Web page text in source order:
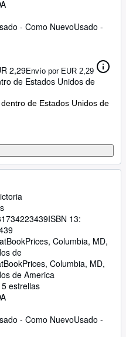
- Como NuevoUsado -
2,29Envío por EUR 2,29
de Estados Unidos de
de Estados Unidos de
ISBN 13:
Columbia, MD,
de
, Columbia, MD,
de America
estrellas
- Como NuevoUsado -